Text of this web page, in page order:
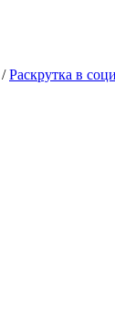
/ Раскрутка в